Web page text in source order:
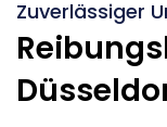
Zuverlässiger